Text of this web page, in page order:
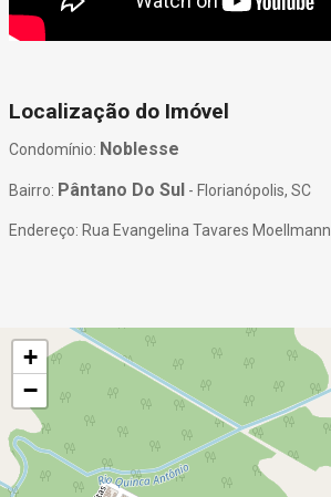
Localização do Imóvel
Condomínio: Noblesse
Bairro: Pântano Do Sul - Florianópolis, SC
Endereço: Rua Evangelina Tavares Moellmann
+
−